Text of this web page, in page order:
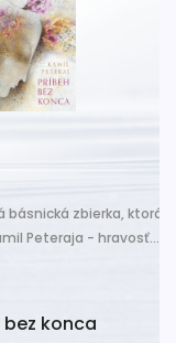
ktorá nesie
hravosť...